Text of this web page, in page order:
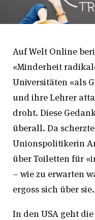
Auf Welt Online
«Minderheit
Universitäten «als
und ihre Lehrer
droht. Diese
überall. Da
Unionspolitikerin
über Toiletten für
– wie zu erwarten
ergoss sich über sie.
In den USA geht